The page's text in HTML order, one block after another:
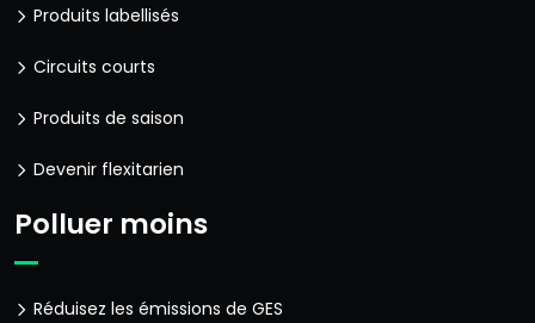
Produits labellisés
Circuits courts
Produits de saison
Devenir flexitarien
Polluer moins
Réduisez les émissions de GES